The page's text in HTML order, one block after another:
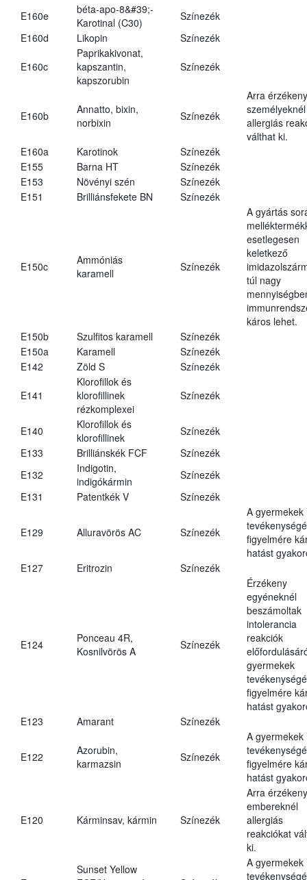
E160e
béta-apo-8&#39;-
Karotinal (C30)
Színezék
E160d
Likopin Színezék
E160c
Paprikakivonat,
kapszantin,
kapszorubin
Színezék
E160b
Annatto, bixin,
norbixin
Színezék
Arra érzékeny
személyeknél
allergiás
válthat ki.
E160a
Karotinok
Színezék
E155
Barna HT
Színezék
E153
Növényi szén
Színezék
E151
Brilliánsfekete BN Színezék
E150c
Ammóniás
karamell
Színezék
A gyártás
esetlegesen
keletkező
túl nagy
káros lehet.
E150b
Szulfitos karamell
Színezék
E150a
Karamell
Színezék
E142
Zöld S Színezék
E141
Klorofillok és
klorofillinek
rézkomplexei
Színezék
E140
Klorofillok és
klorofillinek
Színezék
E133
Brilliánskék FCF
Színezék
E132
Indigotin,
indigókármin
Színezék
E131
Patentkék V Színezék
E129 Alluravörös AC Színezék
A gyermekek
figyelmére
hatást
E127
Eritrozin Színezék
E124
Ponceau 4R,
Kosnilvörös A
Színezék
Érzékeny
egyéneknél
beszámoltak
intolerancia
reakciók
gyermekek
figyelmére
hatást
E123
Amarant Színezék
E122
Azorubin,
karmazsin
Színezék
A gyermekek
figyelmére
hatást
E120 Kárminsav, kármin Színezék
Arra érzékeny
embereknél
allergiás
reakciókat
ki.
Sunset Yellow
A gyermekek